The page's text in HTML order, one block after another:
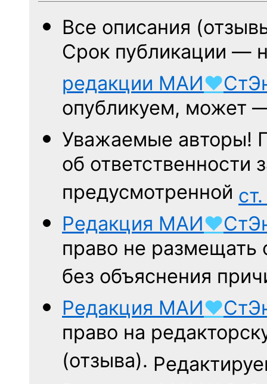
Все описания
Срок публикации —
редакции МАИ♥
опубликуем, может
Уважаемые авторы!
об ответственности
предусмотренной
Редакция МАИ♥
право не размещать
без объяснения
Редакция МАИ♥
право на
(отзыва).